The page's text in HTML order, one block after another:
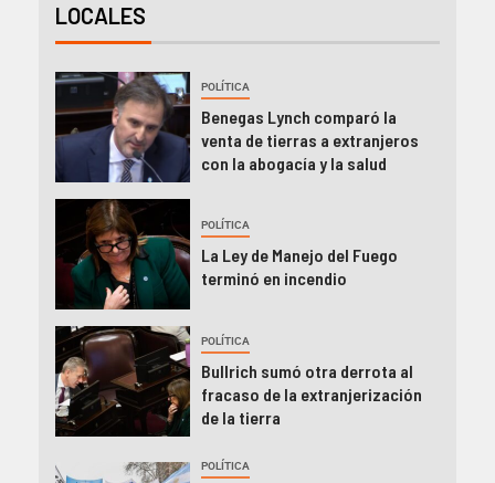
LOCALES
POLÍTICA
Benegas Lynch comparó la
venta de tierras a extranjeros
con la abogacía y la salud
POLÍTICA
La Ley de Manejo del Fuego
terminó en incendio
POLÍTICA
Bullrich sumó otra derrota al
fracaso de la extranjerización
de la tierra
POLÍTICA